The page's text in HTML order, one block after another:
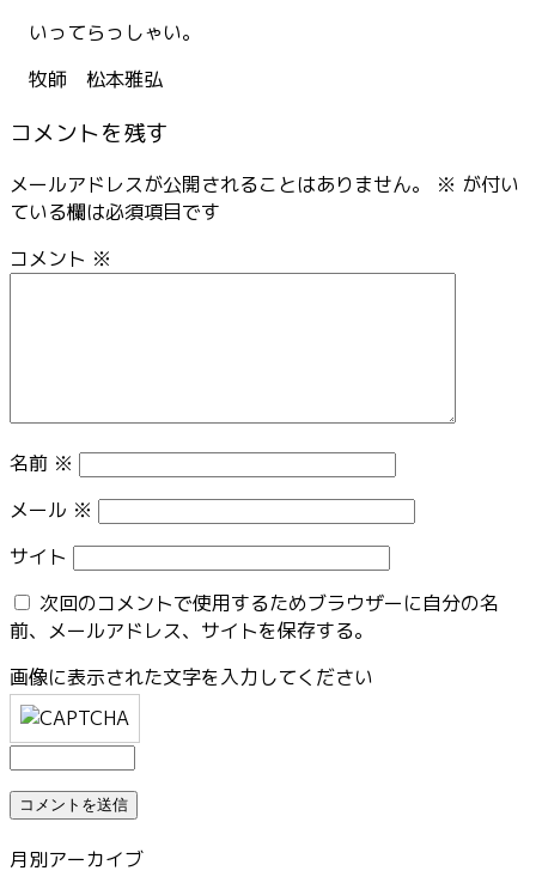
いってらっしゃい。
牧師 松本雅弘
コメントを残す
メールアドレスが公開されることはありません。 ※ が付い
ている欄は必須項目です
コメント ※
名前 ※
メール ※
サイト
次回のコメントで使用するためブラウザーに自分の名
前、メールアドレス、サイトを保存する。
画像に表示された文字を入力してください
月別アーカイブ